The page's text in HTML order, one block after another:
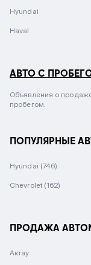
Hyundai
Haval
АВТО С
Объявления о
пробегом.
ПОПУЛЯРНЫЕ
Hyundai (746)
Chevrolet (162)
ПРОДАЖА
Актау